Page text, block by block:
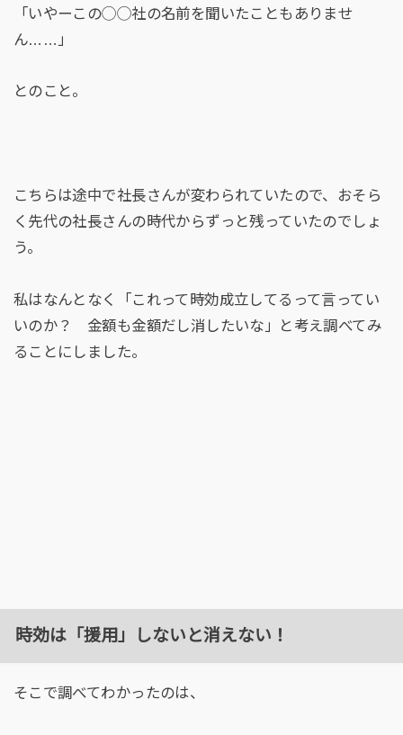
「いやーこの◯◯社の名前を聞いたこともありませ
ん……」
とのこと。
こちらは途中で社長さんが変わられていたので、おそら
く先代の社長さんの時代からずっと残っていたのでしょ
う。
私はなんとなく「これって時効成立してるって言ってい
いのか？ 金額も金額だし消したいな」と考え調べてみ
ることにしました。
時効は「援用」しないと消えない！
そこで調べてわかったのは、